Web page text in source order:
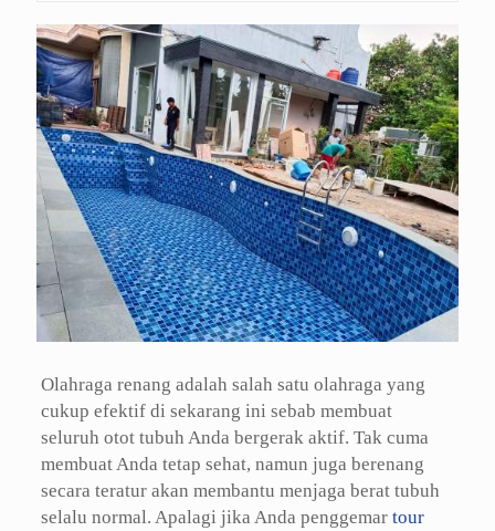
Olahraga renang adalah salah satu olahraga yang
cukup efektif di sekarang ini sebab membuat
seluruh otot tubuh Anda bergerak aktif. Tak cuma
membuat Anda tetap sehat, namun juga berenang
secara teratur akan membantu menjaga berat tubuh
selalu normal. Apalagi jika Anda penggemar tour